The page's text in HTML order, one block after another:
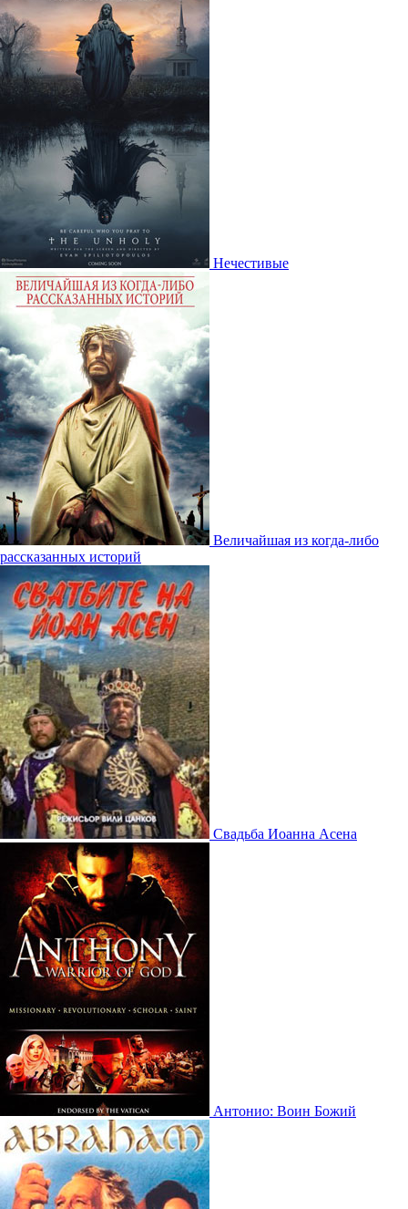
Нечестивые
Величайшая из когда-либо
рассказанных историй
Свадьба Иоанна Асена
Антонио: Воин Божий